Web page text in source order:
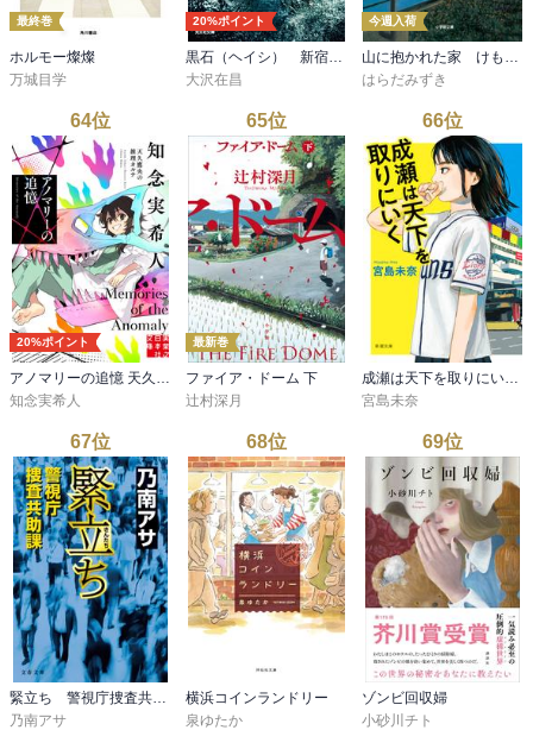
最終巻
ホルモー燦燦
万城目学
20%ポイント
黒石（ヘイシ） 新宿鮫12
大沢在昌
今週入荷
山に抱かれた家 けもの道
はらだみずき
64位
20%ポイント
知念実希人
65位
最新巻
ファイア・ドーム 下
辻村深月
66位
宮島未奈
67位
緊立ち 警視庁捜査共助課
乃南アサ
68位
横浜コインランドリー
泉ゆたか
69位
ゾンビ回収婦
小砂川チト